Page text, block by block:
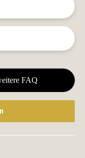
FAQ